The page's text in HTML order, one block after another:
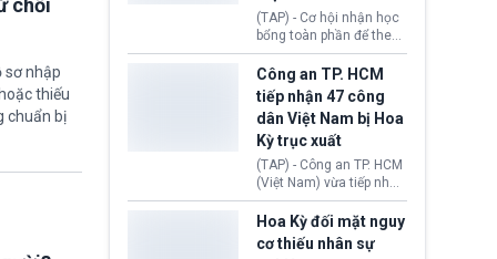
chối
sơ nhập
thiếu
chuẩn bị
cực này lập tức tác động
đến thị trường năng
lượng, kéo giá dầu thế
giới lùi sâu xuống dưới
mức 80 USD/thùng.
(TAP) - Cơ hội nhận học
bổng toàn phần để theo
học chương trình thạc sĩ
tại Vương quốc Anh đã
chính thức quay trở lại.
Học bổng Chevening
2027/28 của Chính phủ
Anh vừa mở cổng ứng
tuyển dành riêng ứng
viên Việt Nam, hỗ trợ
toàn bộ chi phí học tập
cùng nhiều quyền lợi
trong suốt một năm
học.
Công an TP. HCM
tiếp nhận 47 công
dân Việt Nam bị Hoa
Kỳ trục xuất
(TAP) - Công an TP. HCM
(Việt Nam) vừa tiếp nhận
47 công dân Việt Nam bị
Hoa Kỳ trục xuất về
nước. Đây là đợt có số
lượng lớn nhất từ đầu
Hoa Kỳ đối mặt nguy
cơ thiếu nhân sự